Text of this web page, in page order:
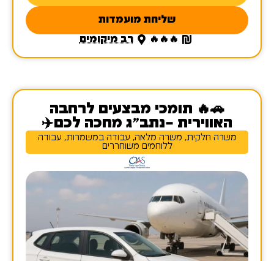
שליחת מועמדות
🔥🔥🔥
רב מיקומים
🚗🔥 תומכי מבצעים לרחבה
האווירית –נתב"ג מחכה לכם✈️
משרה חלקית, משרה מלאה, עבודה במשמרות, עבודה
ללוחמים משוחררים